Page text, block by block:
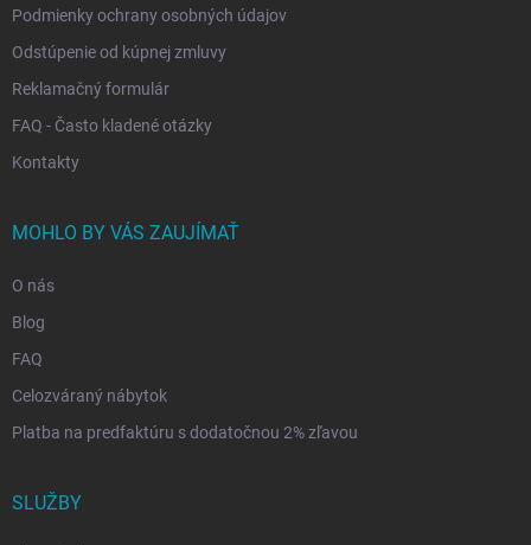
Podmienky ochrany osobných údajov
Odstúpenie od kúpnej zmluvy
Reklamačný formulár
FAQ - Často kladené otázky
Kontakty
MOHLO BY VÁS ZAUJÍMAŤ
O nás
Blog
FAQ
Celozváraný nábytok
Platba na predfaktúru s dodatočnou 2% zľavou
SLUŽBY